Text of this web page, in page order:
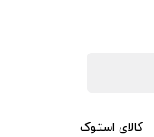
کالای استوک